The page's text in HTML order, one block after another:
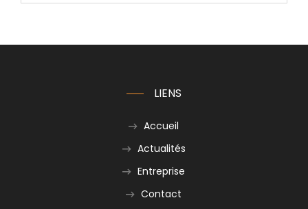
LIENS
Accueil
Actualités
Entreprise
Contact